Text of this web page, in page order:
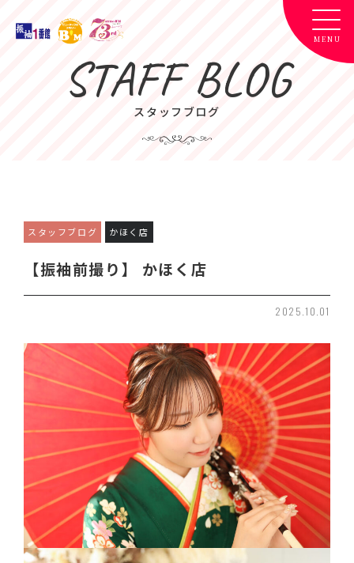
STAFF BLOG
スタッフブログ
スタッフブログ かほく店
【振袖前撮り】 かほく店
2025.10.01